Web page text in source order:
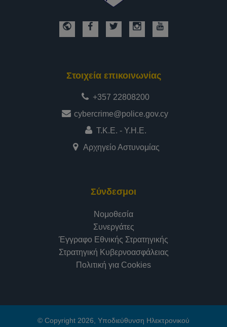
Στοιχεία επικοινωνίας
+357 22808200
cybercrime@police.gov.cy
Τ.Κ.Ε. - Υ.Η.Ε.
Αρχηγείο Αστυνομίας
Σύνδεσμοι
Νομοθεσία
Συνεργάτες
Έγγραφο Εθνικής Στρατηγικής
Στρατηγική Κυβερνοασφάλειας
Πολιτική για Cookies
© Copyright 2026, Υποδιεύθυνση Ηλεκτρονικού